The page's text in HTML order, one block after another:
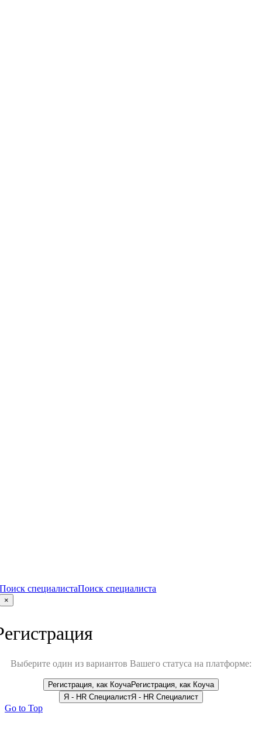
Поиск специалистаПоиск специалиста
×
Выберите один из вариантов Вашего статуса на платформе:
Регистрация, как КоучаРегистрация, как Коуча
Я - HR СпециалистЯ - HR Специалист
Go to Top